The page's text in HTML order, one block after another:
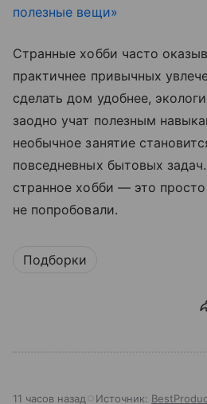
полезные вещи»
Странные хобби часто
практичнее привычных
сделать дом удобнее,
заодно учат полезным
необычное занятие
повседневных бытовых
странное хобби — это
не попробовали.
Подборки
11 часов назад Источник: